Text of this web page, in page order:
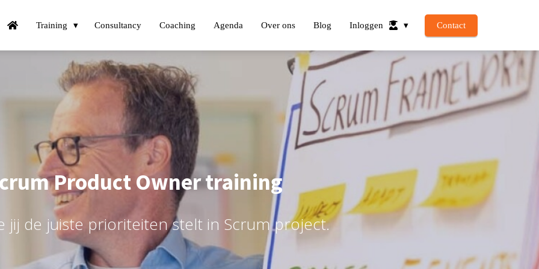
Training Consultancy Coaching Agenda Over ons Blog Inloggen Contact
Product Owner training
jij de juiste prioriteiten stelt in Scrum project.